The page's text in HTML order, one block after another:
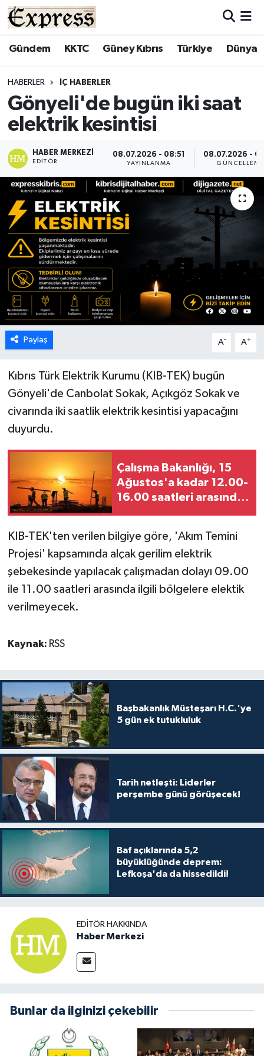
Gündem KKTC Güney Kıbrıs Türkiye Dünya
HABERLER İÇ HABERLER
Gönyeli'de bugün iki saat
elektrik kesintisi
HABER MERKEZI
EDITÖR
08.07.2026 - 08:51
YAYINLANMA
08.07.2026 -
GÜNCELLEME
Paylaş A- A+
Kıbrıs Türk Elektrik Kurumu (KIB-TEK) bugün
Gönyeli'de Canbolat Sokak, Açıkgöz Sokak ve
civarında iki saatlik elektrik kesintisi yapacağını
duyurdu.
Çalışma Bakanlığı, 15
Ağustos'a kadar 12.00-
16.00 saatleri arasında
KIB-TEK'ten verilen bilgiye göre, 'Akım Temini
Projesi' kapsamında alçak gerilim elektrik
şebekesinde yapılacak çalışmadan dolayı 09.00
ile 11.00 saatleri arasında ilgili bölgelere elektik
verilmeyecek.
Kaynak: RSS
Başbakanlık Müsteşarı H.C.'ye
5 gün ek tutukluluk
Tarih netleşti: Liderler
perşembe günü görüşecek!
Baf açıklarında 5,2
büyüklüğünde deprem:
Lefkoşa'da da hissedildi!
EDITÖR HAKKINDA
Haber Merkezi
Bunlar da ilginizi çekebilir
ALAYKÖY
BİLİM
DÜNYA
EĞİTİM
EKONOMİ
ENGLISH
ESENTEPE
GAZİMAĞUSA
GİRNE
GÜNDEM
GÜNEY KIBRIS
İÇ HABERLER
KÜLTÜR SANAT
LAPTA
MAGAZİN
Nöbetçi Eczaneler
ÖZEL HABER
SAĞLIK
SPOR
TATLISU
TEKNOLOJİ
TİCARET
YAŞAM
Hava Durumu
Süper Lig Puan Durumu ve Fikstür
Son Dakika Haberleri
Haber Arşivi